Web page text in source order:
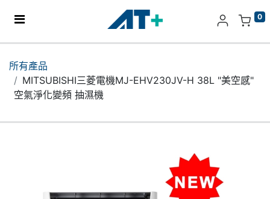
0
產品
所有產品
MITSUBISHI三菱電機MJ-EHV230JV-H 38L "美空感"
空氣淨化變頻 抽濕機